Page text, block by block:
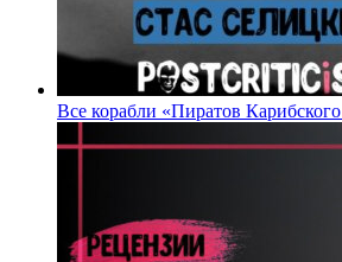
Все корабли «Пиратов